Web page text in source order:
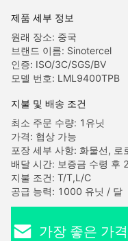
제품 세부 정보
원래 장소: 중국
브랜드 이름: Sinotercel
인증: ISO/3C/SGS/BV
모델 번호: LML9400TPB
지불 및 배송 조건
최소 주문 수량: 1유닛
가격: 협상 가능
포장 세부 사항: 화물선, 로
배달 시간: 보증금 수령 후
지불 조건: T/T,L/C
공급 능력: 1000 유닛 / 달
가장 좋은 가